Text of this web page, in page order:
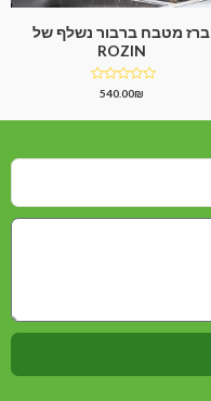
ברז מטבח ברבור נשלף של
ROZIN
דורג540.00₪